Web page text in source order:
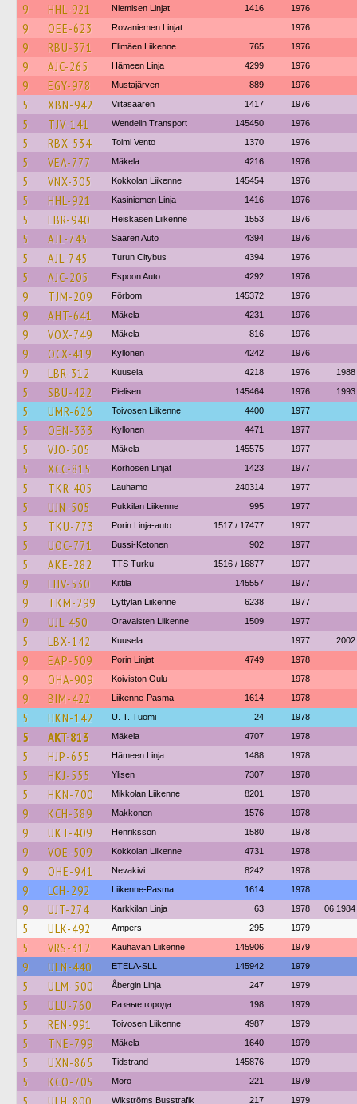
9 HHL-921 Niemisen Linjat 1416 1976
9 OEE-623 Rovaniemen Linjat 1976
9 RBU-371 Elimäen Liikenne 765 1976
9 AJC-265 Hämeen Linja 4299 1976
9 EGY-978 Mustajärven 889 1976
5 XBN-942 Viitasaaren 1417 1976
5 TJV-141 Wendelin Transport 145450 1976
5 RBX-534 Toimi Vento 1370 1976
5 VEA-777 Mäkela 4216 1976
5 VNX-305 Kokkolan Liikenne 145454 1976
5 HHL-921 Kasiniemen Linja 1416 1976
5 LBR-940 Heiskasen Liikenne 1553 1976
5 AJL-745 Saaren Auto 4394 1976
5 AJL-745 Turun Citybus 4394 1976
5 AJC-205 Espoon Auto 4292 1976
9 TJM-209 Förbom 145372 1976
9 AHT-641 Mäkela 4231 1976
9 VOX-749 Mäkela 816 1976
9 OCX-419 Kyllonen 4242 1976
9 LBR-312 Kuusela 4218 1976 1988
5 SBU-422 Pielisen 145464 1976 1993
5 UMR-626 Toivosen Liikenne 4400 1977
5 OEN-333 Kyllonen 4471 1977
5 VJO-505 Mäkela 145575 1977
5 XCC-815 Korhosen Linjat 1423 1977
5 TKR-405 Lauhamo 240314 1977
5 UJN-505 Pukkilan Liikenne 995 1977
5 TKU-773 Porin Linja-auto 1517 / 17477 1977
5 UOC-771 Bussi-Ketonen 902 1977
5 AKE-282 TTS Turku 1516 / 16877 1977
9 LHV-530 Kittilä 145557 1977
9 TKM-299 Lyttylän Liikenne 6238 1977
9 UJL-450 Oravaisten Liikenne 1509 1977
5 LBX-142 Kuusela 1977 2002
9 EAP-509 Porin Linjat 4749 1978
9 OHA-909 Koiviston Oulu 1978
9 BIM-422 Liikenne-Pasma 1614 1978
5 HKN-142 U. T. Tuomi 24 1978
5 AKT-813 Mäkela 4707 1978
5 HJP-655 Hämeen Linja 1488 1978
5 HKJ-555 Ylisen 7307 1978
5 HKN-700 Mikkolan Liikenne 8201 1978
9 KCH-389 Makkonen 1576 1978
9 UKT-409 Henriksson 1580 1978
9 VOE-509 Kokkolan Liikenne 4731 1978
9 OHE-941 Nevakivi 8242 1978
9 LCH-292 Liikenne-Pasma 1614 1978
9 UJT-274 Karkkilan Linja 63 1978 06.1984
5 ULK-492 Ampers 295 1979
5 VRS-312 Kauhavan Liikenne 145906 1979
9 ULN-440 ETELA-SLL 145942 1979
5 ULM-500 Åbergin Linja 247 1979
5 ULU-760 Разные города 198 1979
5 REN-991 Toivosen Liikenne 4987 1979
5 TNE-799 Mäkela 1640 1979
5 UXN-865 Tidstrand 145876 1979
5 KCO-705 Mörö 221 1979
5 ULH-800 Wikströms Busstrafik 217 1979